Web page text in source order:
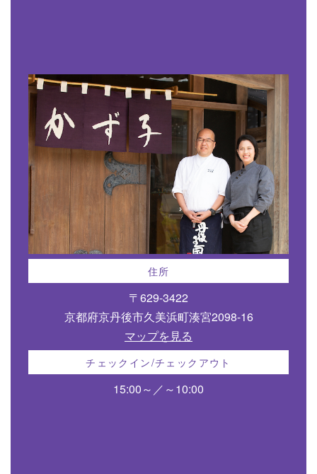
住所
〒629-3422
京都府京丹後市久美浜町湊宮2098-16
マップを見る
チェックイン/チェックアウト
15:00～／～10:00